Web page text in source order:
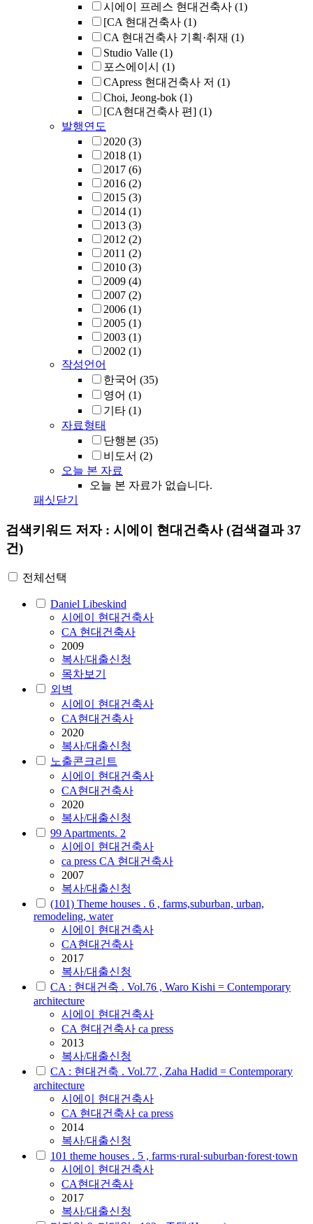
시에이 프레스 현대건축사 (1)
[CA 현대건축사 (1)
CA 현대건축사 기획·취재 (1)
Studio Valle (1)
포스에이시 (1)
CApress 현대건축사 저 (1)
Choi, Jeong-bok (1)
[CA현대건축사 편] (1)
발행연도
2020 (3)
2018 (1)
2017 (6)
2016 (2)
2015 (3)
2014 (1)
2013 (3)
2012 (2)
2011 (2)
2010 (3)
2009 (4)
2007 (2)
2006 (1)
2005 (1)
2003 (1)
2002 (1)
작성언어
한국어 (35)
영어 (1)
기타 (1)
자료형태
단행본 (35)
비도서 (2)
오늘 본 자료
오늘 본 자료가 없습니다.
패싯닫기
검색키워드 저자 : 시에이 현대건축사(검색결과 37
건)
전체선택
Daniel Libeskind
시에이
현대건축사
CA 현대건축사
2009
복사/대출신청
목차보기
외벽
시에이
현대건축사
CA현대건축사
2020
복사/대출신청
노출콘크리트
시에이
현대건축사
CA현대건축사
2020
복사/대출신청
99 Apartments. 2
시에이
현대건축사
ca press CA 현대건축사
2007
복사/대출신청
(101) Theme houses . 6 , farms,suburban, urban,
remodeling, water
시에이
현대건축사
CA현대건축사
2017
복사/대출신청
CA : 현대건축 . Vol.76 , Waro Kishi = Contemporary
architecture
시에이
현대건축사
CA 현대건축사 ca press
2013
복사/대출신청
CA : 현대건축 . Vol.77 , Zaha Hadid = Contemporary
architecture
시에이
현대건축사
CA 현대건축사 ca press
2014
복사/대출신청
101 theme houses . 5 , farms·rural·suburban·forest·town
시에이
현대건축사
CA현대건축사
2017
복사/대출신청